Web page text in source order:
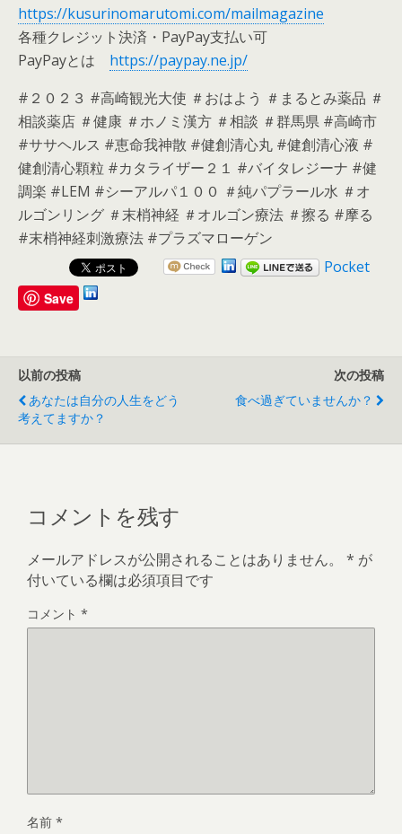
https://kusurinomarutomi.com/mailmagazine
各種クレジット決済・PayPay支払い可
PayPayとは https://paypay.ne.jp/
#２０２３ #高崎観光大使 ＃おはよう ＃まるとみ薬品 ＃
相談薬店 ＃健康 ＃ホノミ漢方 ＃相談 ＃群馬県 #高崎市
#ササヘルス #恵命我神散 #健創清心丸 #健創清心液 #
健創清心顆粒 #カタライザー２１ #バイタレジーナ #健
調楽 #LEM #シーアルパ１００ ＃純パプラール水 ＃オ
ルゴンリング ＃末梢神経 ＃オルゴン療法 ＃擦る #摩る
#末梢神経刺激療法 #プラズマローゲン
Pocket
Save
以前の投稿
あなたは自分の人生をどう
考えてますか？
次の投稿
食べ過ぎていませんか？
コメントを残す
メールアドレスが公開されることはありません。 * が
付いている欄は必須項目です
コメント *
名前 *